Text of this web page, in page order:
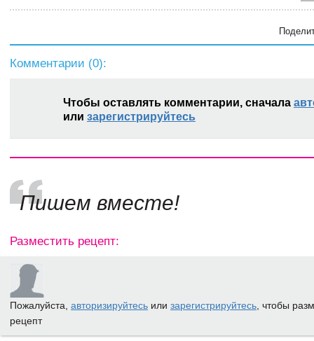
Комментарии (0):
Чтобы оставлять комментарии, сначала
или зарегистрируйтесь
Пишем вместе!
Разместить рецепт:
Пожалуйста, авторизируйтесь или зарегистрируйтесь , чтобы
рецепт